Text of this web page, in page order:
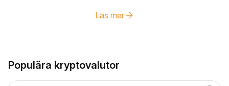
Läs mer
Populära kryptovalutor